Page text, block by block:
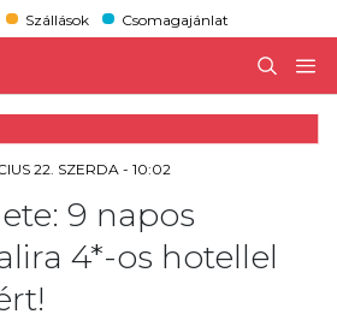
Szállások Csomagajánlat
22. SZERDA - 10:02
9 napos
4*-os hotellel